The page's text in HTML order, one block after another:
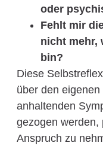
oder
Fehlt mir
nicht mehr,
bin?
Diese
über den
anhaltenden
gezogen werden,
Anspruch zu